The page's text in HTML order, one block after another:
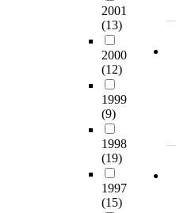
2001
(13)
2000
(12)
1999
(9)
1998
(19)
1997
(15)